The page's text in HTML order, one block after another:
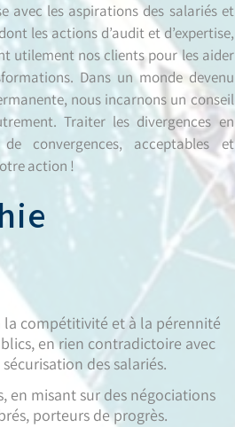
avec les aspirations des salariés et
les actions d’audit et d’expertise,
utilement nos clients pour les aider
Dans un monde devenu
nous incarnons un conseil
Traiter les divergences en
convergences, acceptables et
action !
compétitivité et à la pérennité
en rien contradictoire avec
des salariés.
en misant sur des négociations
porteurs de progrès.